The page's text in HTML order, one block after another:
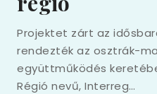
Projektet zárt az
rendezték az osztrák-
együttműködés
Régió nevű, Interreg…